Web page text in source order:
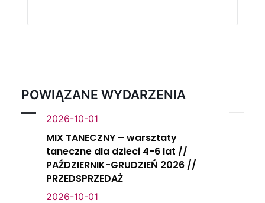
POWIĄZANE WYDARZENIA
2026-10-01
MIX TANECZNY – warsztaty
taneczne dla dzieci 4-6 lat //
PAŹDZIERNIK-GRUDZIEŃ 2026 //
PRZEDSPRZEDAŻ
2026-10-01